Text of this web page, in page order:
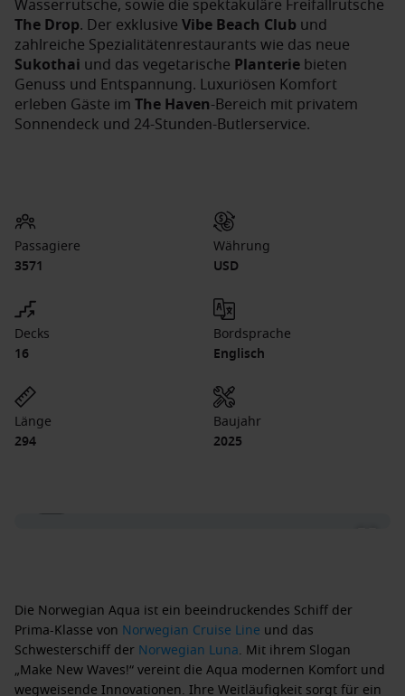
Wasserrutsche, sowie die spektakuläre Freifallrutsche
The Drop. Der exklusive Vibe Beach Club und
zahlreiche Spezialitätenrestaurants wie das neue
Sukothai und das vegetarische Planterie bieten
Genuss und Entspannung. Luxuriösen Komfort
erleben Gäste im The Haven-Bereich mit privatem
Sonnendeck und 24-Stunden-Butlerservice.
Passagiere
3571
Währung
USD
Decks
16
Bordsprache
Englisch
Länge
294
Baujahr
2025
Die Norwegian Aqua ist ein beeindruckendes Schiff der
Prima-Klasse von Norwegian Cruise Line und das
Schwesterschiff der Norwegian Luna. Mit ihrem Slogan
„Make New Waves!“ vereint die Aqua modernen Komfort und
wegweisende Innovationen. Ihre Weitläufigkeit sorgt für ein